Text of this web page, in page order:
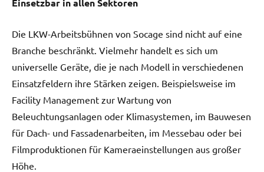
Einsetzbar in allen Sektoren
Die LKW-Arbeitsbühnen von Socage sind nicht auf eine
Branche beschränkt. Vielmehr handelt es sich um
universelle Geräte, die je nach Modell in verschiedenen
Einsatzfeldern ihre Stärken zeigen. Beispielsweise im
Facility Management zur Wartung von
Beleuchtungsanlagen oder Klimasystemen, im Bauwesen
für Dach- und Fassadenarbeiten, im Messebau oder bei
Filmproduktionen für Kameraeinstellungen aus großer
Höhe.